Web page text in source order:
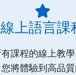
線上語言課
課程的線上教
將體驗到高品質